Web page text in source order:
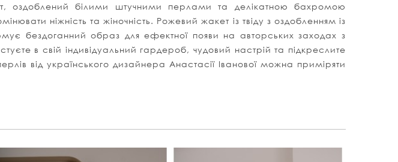
білими штучними перлами та делікатною бахромою
ніжність та жіночність. Рожевий жакет із твіду з оздобленням із
бездоганний образ для ефектної появи на авторських заходах з
в свій індивідуальний гардероб, чудовий настрій та підкреслите
від українського дизайнера Анастасії Іванової можна приміряти